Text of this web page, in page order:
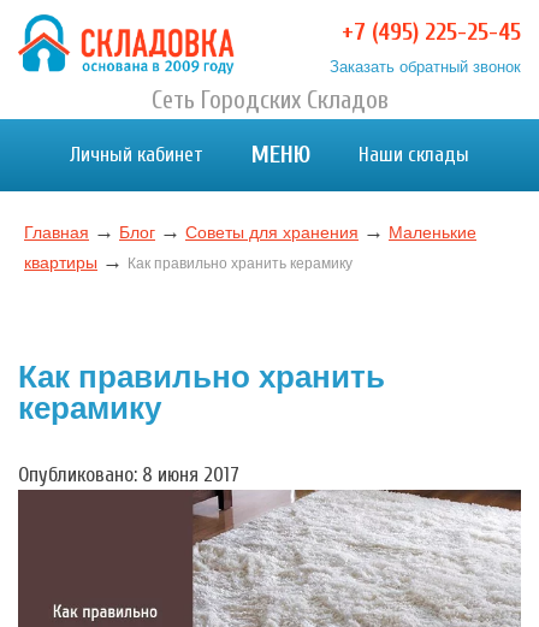
Перейти
содержимому
Хранение вещей в Москве и МО. Склад временного
Хранение вещей в Москве и МО. Склад временного хранения. Складовка
+7 (495) 225-25-45
Заказать обратный звонок
Сеть Городских Складов
Личный кабинет МЕНЮ Наши склады
Главная → Блог → Советы для хранения → Маленькие
квартиры → Как правильно хранить керамику
Как правильно хранить
керамику
Опубликовано: 8 июня 2017